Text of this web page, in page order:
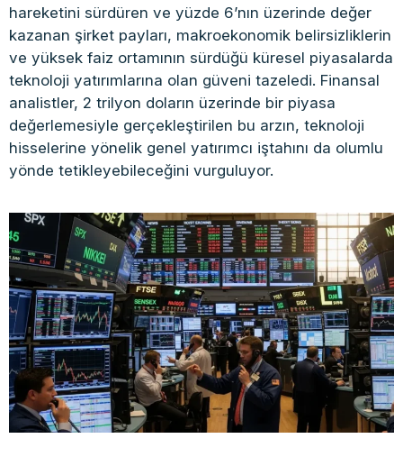
hareketini sürdüren ve yüzde 6’nın üzerinde değer
kazanan şirket payları, makroekonomik belirsizliklerin
ve yüksek faiz ortamının sürdüğü küresel piyasalarda
teknoloji yatırımlarına olan güveni tazeledi. Finansal
analistler, 2 trilyon doların üzerinde bir piyasa
değerlemesiyle gerçekleştirilen bu arzın, teknoloji
hisselerine yönelik genel yatırımcı iştahını da olumlu
yönde tetikleyebileceğini vurguluyor.